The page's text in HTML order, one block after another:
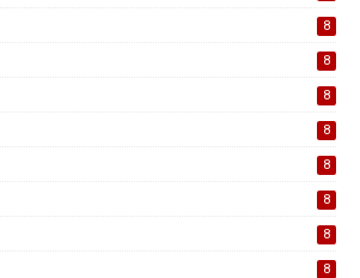
8
8
8
8
8
8
8
8